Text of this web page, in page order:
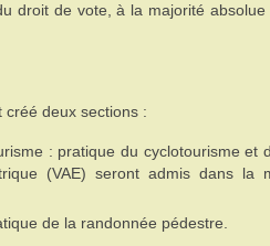
droit de vote, à la majorité
créé deux sections :
: pratique du cyclotourisme et
(VAE) seront admis dans la
de la randonnée pédestre.